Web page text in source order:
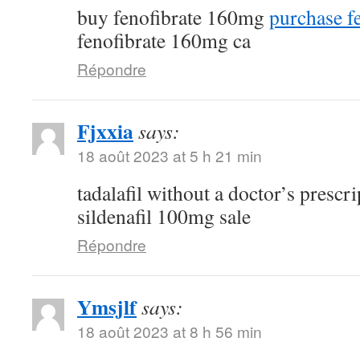
buy fenofibrate 160mg purchase
fenofibrate 160mg ca
Répondre
Fjxxiasays:
18 août 2023 at 5 h 21 min
tadalafil without a doctor’s
sildenafil 100mg sale
Répondre
Ymsjlfsays:
18 août 2023 at 8 h 56 min